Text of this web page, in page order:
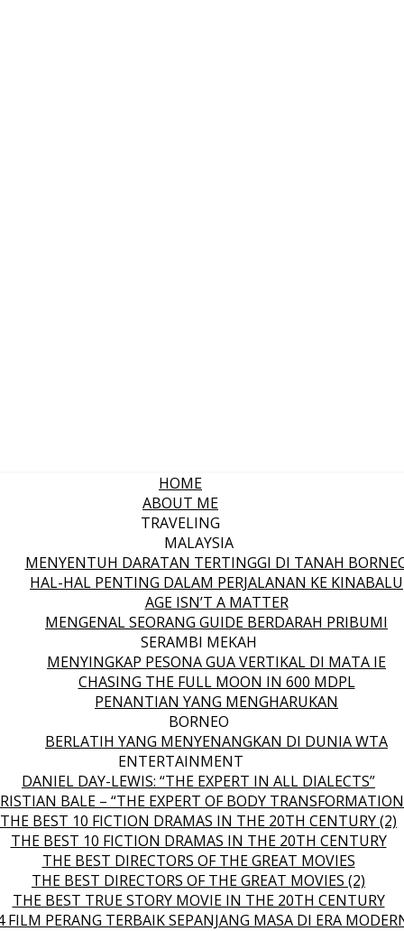
HOME
ABOUT ME
TRAVELING
MALAYSIA
MENYENTUH DARATAN TERTINGGI DI TANAH
HAL-HAL PENTING DALAM PERJALANAN KE KINABALU
AGE ISN’T A MATTER
MENGENAL SEORANG GUIDE BERDARAH PRIBUMI
SERAMBI MEKAH
MENYINGKAP PESONA GUA VERTIKAL DI MATA IE
CHASING THE FULL MOON IN 600 MDPL
PENANTIAN YANG MENGHARUKAN
BORNEO
BERLATIH YANG MENYENANGKAN DI DUNIA WTA
ENTERTAINMENT
DANIEL DAY-LEWIS: “THE EXPERT IN ALL DIALECTS”
BALE – “THE EXPERT OF BODY
THE BEST 10 FICTION DRAMAS IN THE 20TH CENTURY (2)
THE BEST 10 FICTION DRAMAS IN THE 20TH CENTURY
THE BEST DIRECTORS OF THE GREAT MOVIES
THE BEST DIRECTORS OF THE GREAT MOVIES (2)
THE BEST TRUE STORY MOVIE IN THE 20TH CENTURY
FILM PERANG TERBAIK SEPANJANG MASA DI ERA